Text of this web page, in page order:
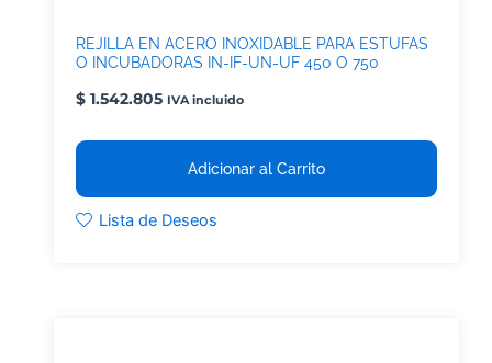
REJILLA EN ACERO INOXIDABLE PARA ESTUFAS
O INCUBADORAS IN-IF-UN-UF 450 O 750
REFRIGERADOS ICP-450 O 750, IPP 450
$ 1.542.805 IVA incluido
Adicionar al Carrito
Lista de Deseos